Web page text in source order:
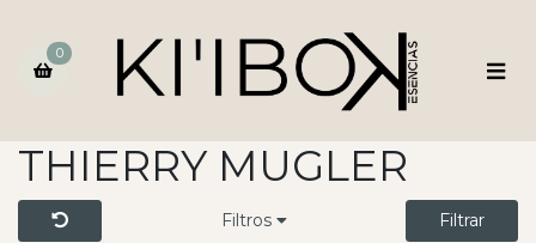
0
THIERRY MUGLER
Filtros Filtrar